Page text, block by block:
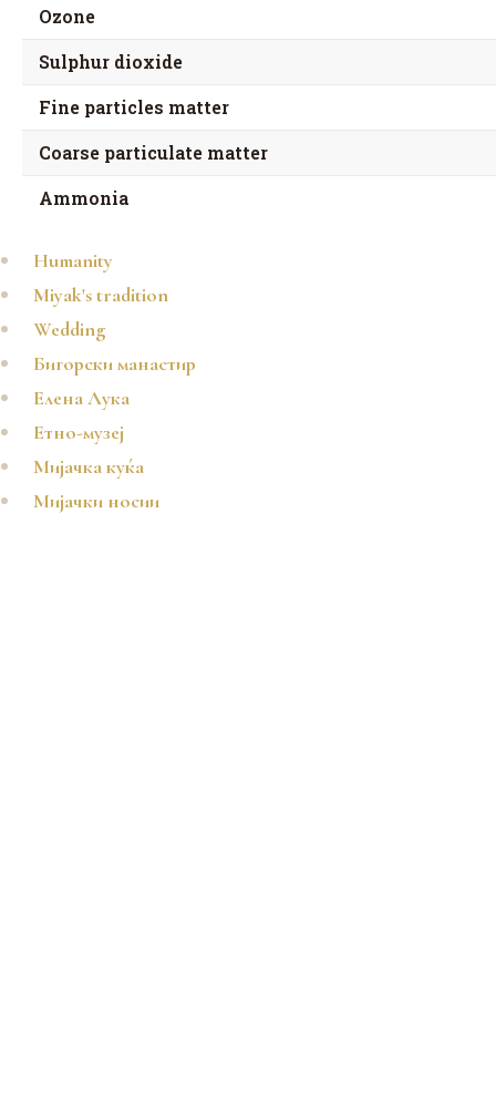
Ozone
Sulphur dioxide
Fine particles matter
Coarse particulate matter
Ammonia
Humanity
Miyak's tradition
Wedding
Бигорски манастир
Елена Лука
Етно-музеј
Мијачка куќа
Мијачки носии